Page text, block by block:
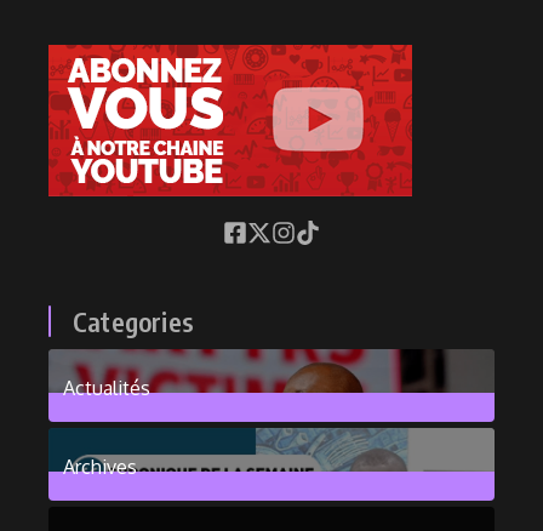
Categories
Actualités
376Posts
Archives